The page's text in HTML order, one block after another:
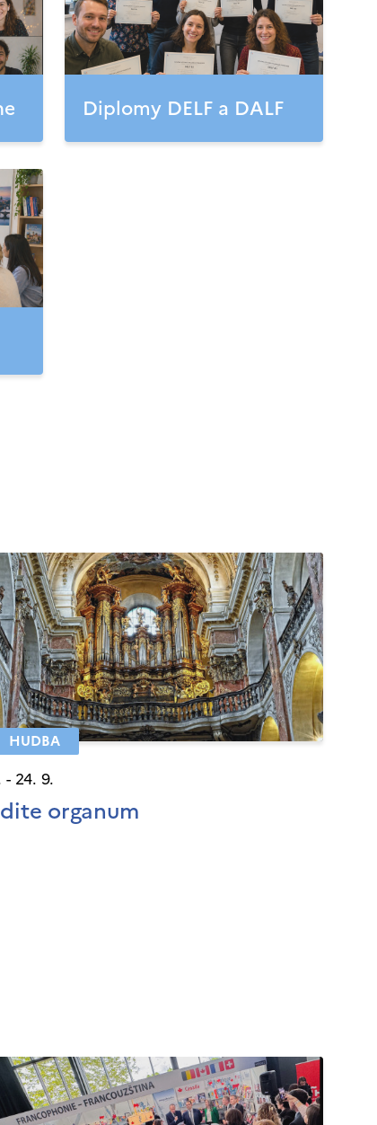
Diplomy DELF a DALF
HUDBA
- 24. 9.
organum